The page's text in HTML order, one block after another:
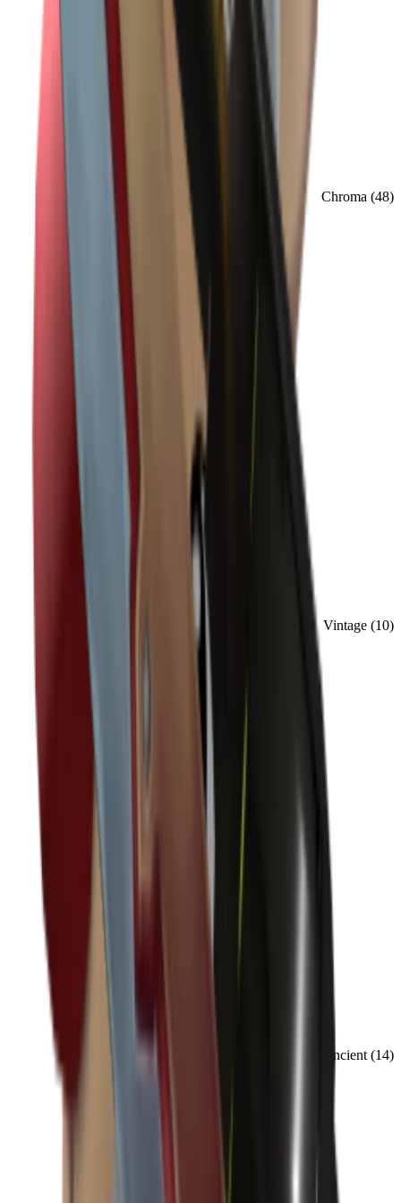
Chroma(
Vintage(
Ancient(